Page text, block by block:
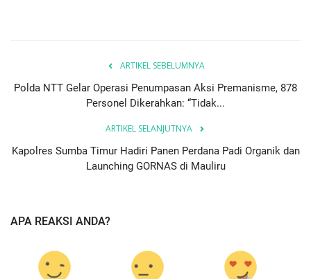
ARTIKEL SEBELUMNYA
Polda NTT Gelar Operasi Penumpasan Aksi Premanisme, 878
Personel Dikerahkan: “Tidak...
ARTIKEL SELANJUTNYA
Kapolres Sumba Timur Hadiri Panen Perdana Padi Organik dan
Launching GORNAS di Mauliru
APA REAKSI ANDA?